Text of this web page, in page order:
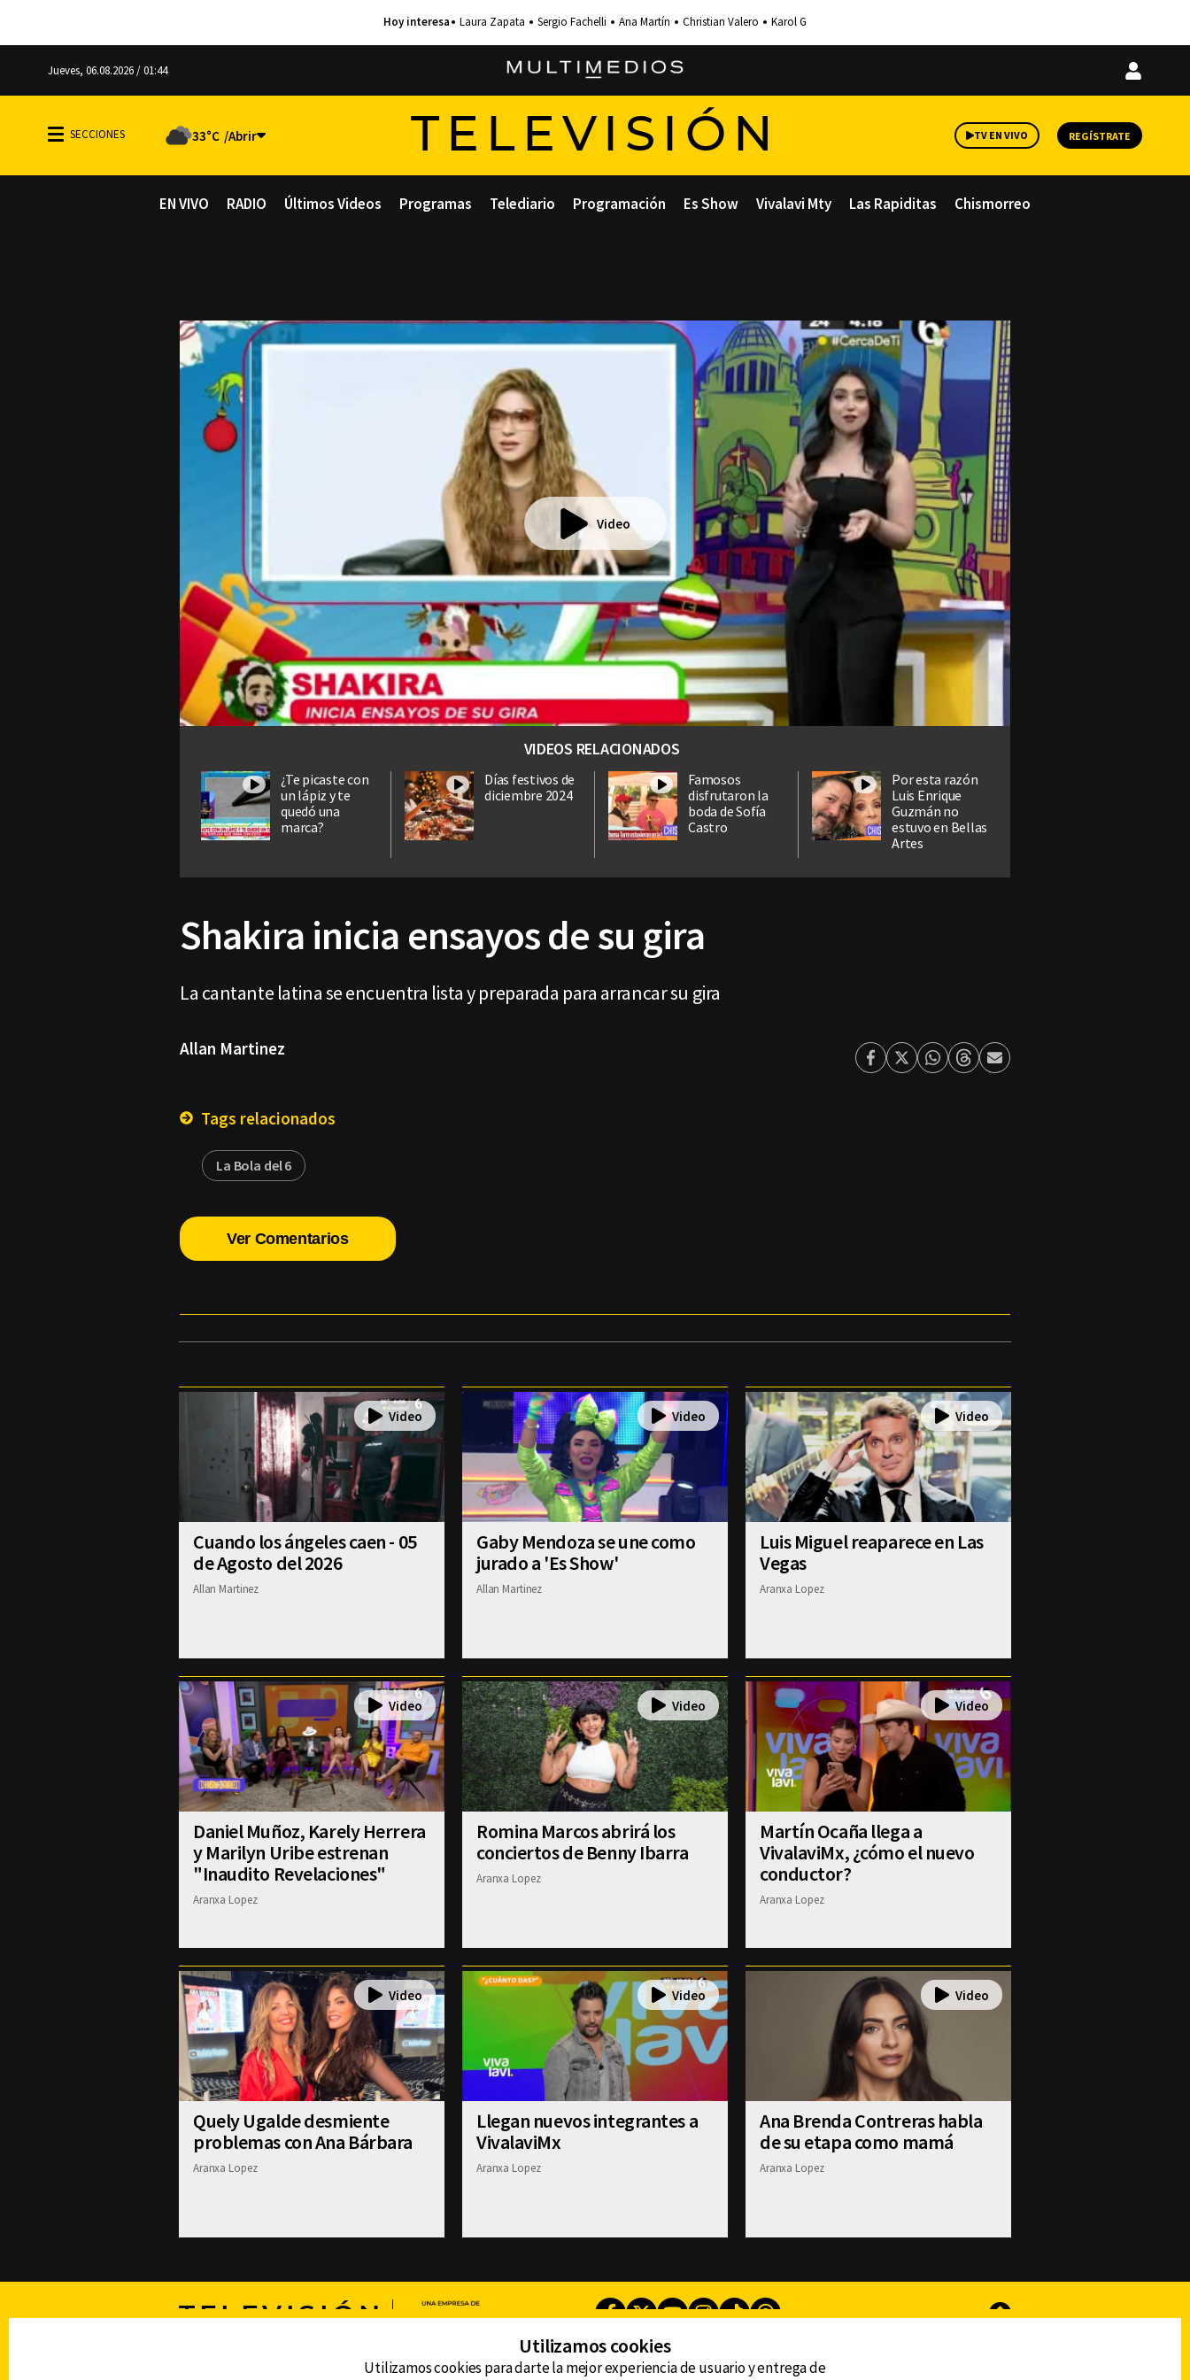
Laura Zapata Sergio Fachelli Ana Martín Christian Valero Karol G
Jueves, 06.08.2026 / 01:44
Iniciar
33°C TELEVISIÓN TV EN VIVO REGÍSTRATE
EN VIVO RADIO Últimos Videos Programas Telediario Programación Es Show Vivalavi Mty Las Rapiditas Chismorreo
Video
VIDEOS RELACIONADOS
¿Te picaste con
un lápiz y te
quedó una
marca?
Días festivos de
diciembre 2024
Famosos
disfrutaron la
boda de Sofía
Castro
Por esta razón
Luis Enrique
Guzmán no
estuvo en Bellas
Artes
Shakira inicia ensayos de su gira
La cantante latina se encuentra lista y preparada para arrancar su gira
Allan Martinez
Facebook
TwitterWhatsapp
ThreadsEnviar
Tags relacionados
La Bola del 6
Ver Comentarios
Cuando los ángeles caen - 05
de Agosto del 2026
Allan Martinez
Gaby Mendoza se une como
jurado a 'Es Show'
Allan Martinez
Luis Miguel reaparece en Las
Vegas
Aranxa Lopez
Daniel Muñoz, Karely Herrera
y Marilyn Uribe estrenan
"Inaudito Revelaciones"
Aranxa Lopez
Romina Marcos abrirá los
conciertos de Benny Ibarra
Aranxa Lopez
Martín Ocaña llega a
VivalaviMx, ¿cómo el nuevo
conductor?
Aranxa Lopez
Quely Ugalde desmiente
problemas con Ana Bárbara
Aranxa Lopez
Llegan nuevos integrantes a
VivalaviMx
Aranxa Lopez
Ana Brenda Contreras habla
de su etapa como mamá
Aranxa Lopez
TELEVISIÓN Facebook
TwitterYoutubeInstagram
TikTokThreads Subir
Utilizamos cookies
Utilizamos cookies para darte la mejor experiencia de usuario y entrega de